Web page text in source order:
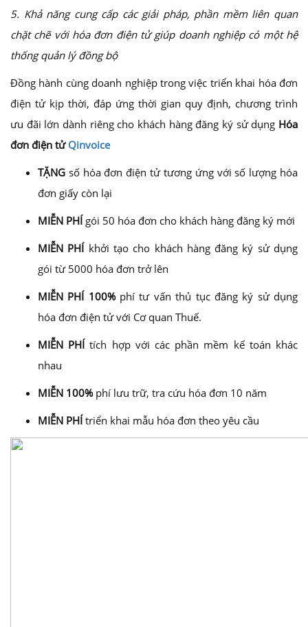
5. Khả năng cung cấp các giải pháp, phần mềm liên quan
chặt chẽ với hóa đơn điện tử giúp doanh nghiệp có một hệ
thống quản lý đồng bộ
Đồng hành cùng doanh nghiệp trong việc triển khai hóa đơn
điện tử kịp thời, đáp ứng thời gian quy định, chương trình
ưu đãi lớn dành riêng cho khách hàng đăng ký sử dụng Hóa
đơn điện tử Qinvoice
TẶNG số hóa đơn điện tử tương ứng với số lượng hóa
đơn giấy còn lại
MIỄN PHÍ gói 50 hóa đơn cho khách hàng đăng ký mới
MIỄN PHÍ khởi tạo cho khách hàng đăng ký sử dụng
gói từ 5000 hóa đơn trở lên
MIỄN PHÍ 100%phí tư vấn thủ tục đăng ký sử dụng
hóa đơn điện tử với Cơ quan Thuế.
MIỄN PHÍ tích hợp với các phần mềm kế toán khác
nhau
MIỄN 100%phí lưu trữ, tra cứu hóa đơn 10 năm
MIỄN PHÍ triển khai mẫu hóa đơn theo yêu cầu